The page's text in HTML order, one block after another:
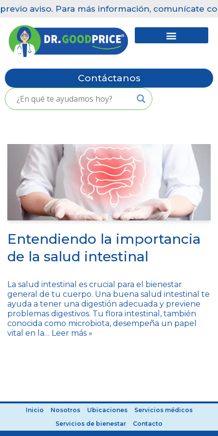
Saltar
al
contenido
aviso. Para más información, comunícate
Contáctanos
Entendiendo la importancia
de la salud intestinal
La salud intestinal es crucial para el bienestar
general de tu cuerpo. Una buena salud intestinal te
ayuda a tener una digestión adecuada y previene
problemas digestivos. Tu flora intestinal, también
conocida como microbiota, desempeña un papel
vital en la… Leer más »
Inicio Nosotros Ubicaciones
Servicios médicos
Servicios de bienestar
Contacto